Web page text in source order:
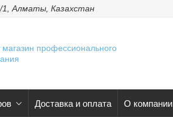
1, Алматы, Казахстан
магазин профессионального
Доставка и оплата О компании